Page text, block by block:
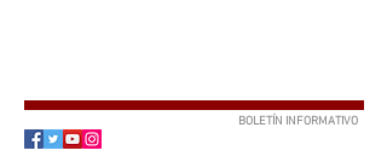
BOLETÍN INFORMATIVO